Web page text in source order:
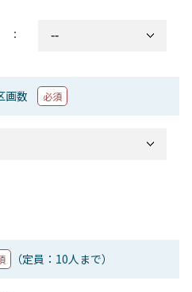
：
画数 必須
（定員：10人まで）